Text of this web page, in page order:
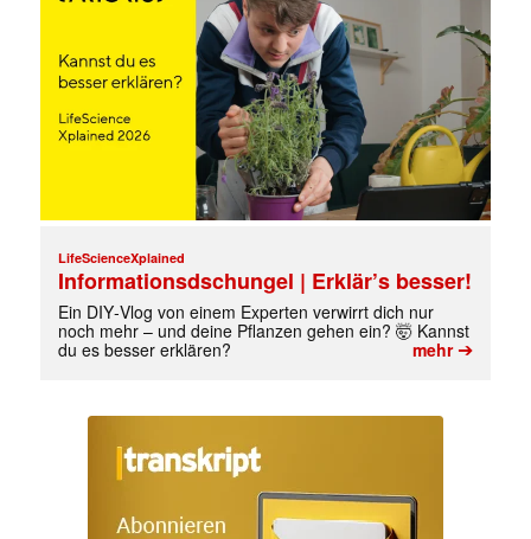
LifeScienceXplained
Informationsdschungel | Erklär’s besser!
Ein DIY‑Vlog von einem Experten verwirrt dich nur
noch mehr – und deine Pflanzen gehen ein? 🤯 Kannst
du es besser erklären?
mehr➔